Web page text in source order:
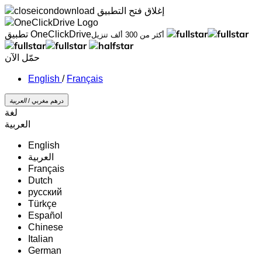
إغلاق فتح التطبيق
تطبيق OneClickDrive
أكثر من 300 ألف تنزيل
حمّل الآن
/ Français
درهم مغربي /‏العربية‏
لغة
‏العربية‏
English
‏العربية‏
Français
Dutch
русский
Türkçe
Español
Chinese
Italian
German